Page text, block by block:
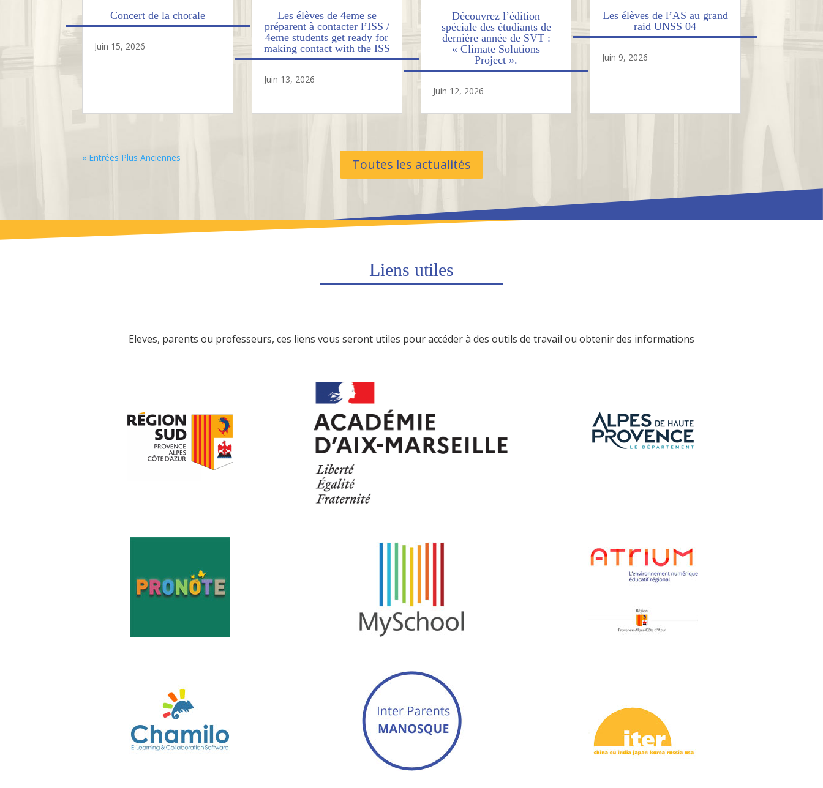
Concert de la chorale
Juin 15, 2026
Les élèves de 4eme se
préparent à contacter l’ISS /
4eme students get ready for
making contact with the ISS
Juin 13, 2026
Découvrez l’édition
spéciale des étudiants de
dernière année de SVT :
« Climate Solutions
Project ».
Juin 12, 2026
Les élèves de l’AS au grand
raid UNSS 04
Juin 9, 2026
« Entrées Plus Anciennes Toutes les actualités
Liens utiles
Eleves, parents ou professeurs, ces liens vous seront utiles pour accéder à des outils de travail ou obtenir des informations